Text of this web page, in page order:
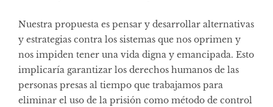
Nuestra propuesta es pensar y desarrollar alternativas
y estrategias contra los sistemas que nos oprimen y
nos impiden tener una vida digna y emancipada. Esto
implicaría garantizar los derechos humanos de las
personas presas al tiempo que trabajamos para
eliminar el uso de la prisión como método de control